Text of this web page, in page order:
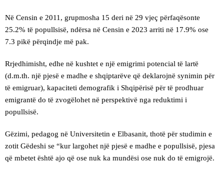
Në Censin e 2011, grupmosha 15 deri në 29 vjeç përfaqësonte
25.2% të popullsisë, ndërsa në Censin e 2023 arriti në 17.9% ose
7.3 pikë përqindje më pak.
Rrjedhimisht, edhe në kushtet e një emigrimi potencial të lartë
(d.m.th. një pjesë e madhe e shqiptarëve që deklarojnë synimin për
të emigruar), kapaciteti demografik i Shqipërisë për të prodhuar
emigrantë do të zvogëlohet në perspektivë nga reduktimi i
popullsisë.
Gëzimi, pedagog në Universitetin e Elbasanit, thotë për studimin e
zotit Gëdeshi se “kur largohet një pjesë e madhe e popullsisë, pjesa
që mbetet është ajo që ose nuk ka mundësi ose nuk do të emigrojë.